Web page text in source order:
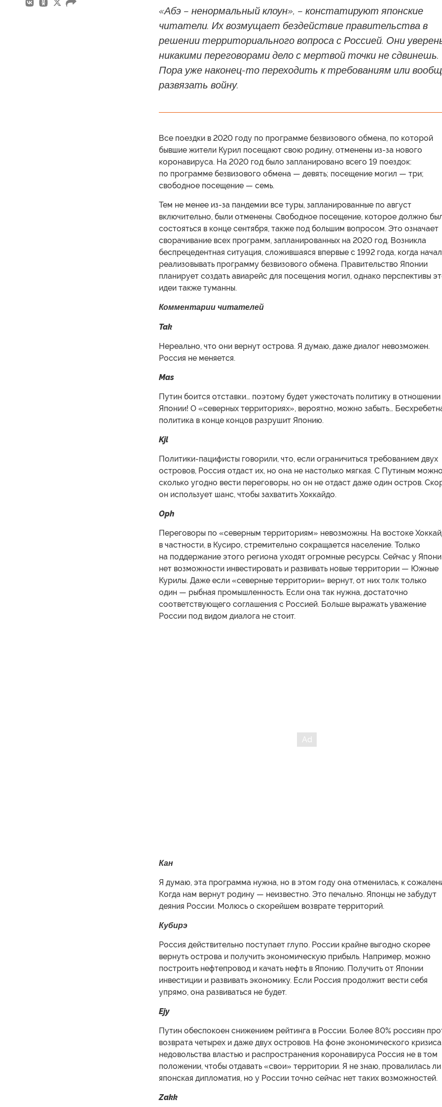
«Абэ – ненормальный клоун», – констатируют японские
читатели. Их возмущает бездействие правительства в
решении территориального вопроса с Россией. Они
никакими переговорами дело с мертвой точки не сдвинешь.
Пора уже наконец-то переходить к требованиям или
развязать войну.
Все поездки в 2020 году по программе безвизового обмена, по которой
бывшие жители Курил посещают свою родину, отменены из-за нового
коронавируса. На 2020 год было запланировано всего 19 поездок:
по программе безвизового обмена — девять; посещение могил — три;
свободное посещение — семь.
Тем не менее из-за пандемии все туры, запланированные по август
включительно, были отменены. Свободное посещение, которое должно
состояться в конце сентября, также под большим вопросом. Это означает
сворачивание всех программ, запланированных на 2020 год. Возникла
беспрецедентная ситуация, сложившаяся впервые с 1992 года, когда
реализовывать программу безвизового обмена. Правительство Японии
планирует создать авиарейс для посещения могил, однако перспективы
идеи также туманны.
Комментарии читателей
Tak
Нереально, что они вернут острова. Я думаю, даже диалог невозможен.
Россия не меняется.
Mas
Путин боится отставки… поэтому будет ужесточать политику в отношении
Японии! О «северных территориях», вероятно, можно забыть…
политика в конце концов разрушит Японию.
Kjl
Политики-пацифисты говорили, что, если ограничиться требованием двух
островов, Россия отдаст их, но она не настолько мягкая. С Путиным
сколько угодно вести переговоры, но он не отдаст даже один остров.
он использует шанс, чтобы захватить Хоккайдо.
Oph
Переговоры по «северным территориям» невозможны. На востоке
в частности, в Кусиро, стремительно сокращается население. Только
на поддержание этого региона уходят огромные ресурсы. Сейчас у
нет возможности инвестировать и развивать новые территории — Южные
Курилы. Даже если «северные территории» вернут, от них толк только
один — рыбная промышленность. Если она так нужна, достаточно
соответствующего соглашения с Россией. Больше выражать уважение
России под видом диалога не стоит.
Кан
Я думаю, эта программа нужна, но в этом году она отменилась, к
Когда нам вернут родину — неизвестно. Это печально. Японцы не забудут
деяния России. Молюсь о скорейшем возврате территорий.
Кубирэ
Россия действительно поступает глупо. России крайне выгодно скорее
вернуть острова и получить экономическую прибыль. Например, можно
построить нефтепровод и качать нефть в Японию. Получить от Японии
инвестиции и развивать экономику. Если Россия продолжит вести себя
упрямо, она развиваться не будет.
Ejy
Путин обеспокоен снижением рейтинга в России. Более 80% россиян
возврата четырех и даже двух островов. На фоне экономического
недовольства властью и распространения коронавируса Россия не в том
положении, чтобы отдавать «свои» территории. Я не знаю, провалилась ли
японская дипломатия, но у России точно сейчас нет таких возможностей.
Zakk